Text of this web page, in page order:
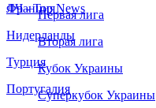
Франция
Нидерланды
Турция
Португалия
ЛЧ - Top News
Первая лига
Вторая лига
Кубок Украины
Суперкубок Украины